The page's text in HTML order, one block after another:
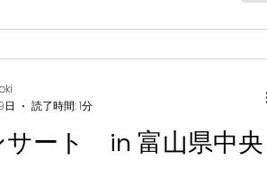
サート in 富山県中央
日
読了時間: 1分